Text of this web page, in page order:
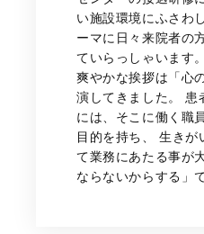
い施設環境にふさわ
ーマに日々来院者の
ていらっしゃいます
爽やかな挨拶は「心
演してきました。 患
には、そこに働く職
目的を持ち、 生きが
て業務にあたる事が
ならないからする」